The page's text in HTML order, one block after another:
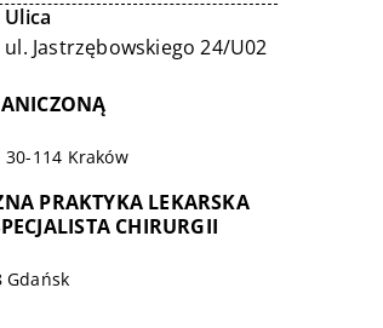
Ulica
ul. Jastrzębowskiego 24/U02
114 Kraków
PRAKTYKA LEKARSKA
CHIRURGII
Gdańsk